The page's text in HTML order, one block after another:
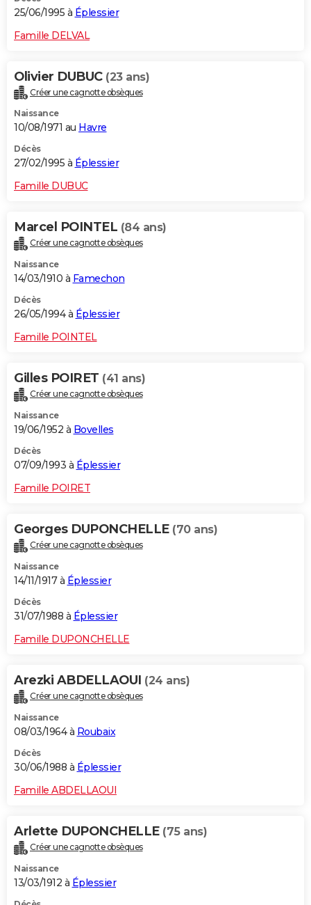
25/06/1995 à Éplessier
Famille DELVAL
Olivier DUBUC (23 ans)
Créer une cagnotte obsèques
Naissance
10/08/1971 au Havre
Décès
27/02/1995 à Éplessier
Famille DUBUC
Marcel POINTEL (84 ans)
Créer une cagnotte obsèques
Naissance
14/03/1910 à Famechon
Décès
26/05/1994 à Éplessier
Famille POINTEL
Gilles POIRET (41 ans)
Créer une cagnotte obsèques
Naissance
19/06/1952 à Bovelles
Décès
07/09/1993 à Éplessier
Famille POIRET
Georges DUPONCHELLE (70 ans)
Créer une cagnotte obsèques
Naissance
14/11/1917 à Éplessier
Décès
31/07/1988 à Éplessier
Famille DUPONCHELLE
Arezki ABDELLAOUI (24 ans)
Créer une cagnotte obsèques
Naissance
08/03/1964 à Roubaix
Décès
30/06/1988 à Éplessier
Famille ABDELLAOUI
Arlette DUPONCHELLE (75 ans)
Créer une cagnotte obsèques
Naissance
13/03/1912 à Éplessier